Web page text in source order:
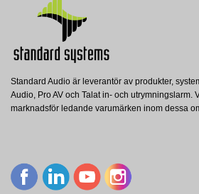
Standard Audio är leverantör av produkter,
Audio, Pro AV och Talat in- och utrymningslarm.
marknadsför ledande varumärken inom dessa